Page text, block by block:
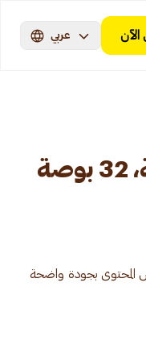
عربي
جيباس، تلفزيون سمارت LED، عالي الدقة، 32 بوصة
المحتوى بجودة واضحة